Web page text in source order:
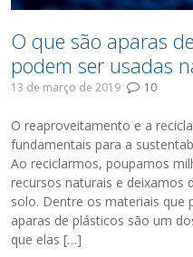
O que são aparas
podem ser usadas
13 de março de 2019 10
O reaproveitamento e a
fundamentais para a
Ao reciclarmos, poupamos
recursos naturais e deixamos
solo. Dentre os materiais que
aparas de plásticos são um
que elas […]